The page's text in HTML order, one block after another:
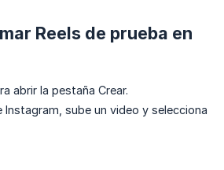
Reels de prueba en
abrir la pestaña Crear.
Instagram, sube un video y selecciona